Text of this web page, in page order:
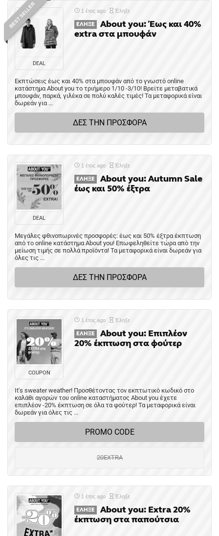
BEST SELLER
DEAL
1 έτος ago Έληξε
ΈΛΗΞΕ
About you: Έως και 40%
extra στα μπουφάν
Εκπτώσεις έως και 40% στα μπουφάν από το γνωστό online
κατάστημα About you το τριήμερο 1/10 -3/10! Βρείτε μεταβατικά
μπουφάν, παρκά, γιλέκα σε πολύ καλές τιμές! Τα μεταφορικά είναι
δωρεάν για ...
ΔΕΣ ΤΗΝ ΠΡΟΣΦΟΡΑ
DEAL
1 έτος ago Έληξε
ΈΛΗΞΕ
About you: Autumn Sale
έως και 50% έξτρα
Μεγάλες φθινοπωρινές προσφορές: έως και 50% έξτρα έκπτωση
από το online κατάστημα About you! Επωφεληθείτε τώρα από την
μείωση τιμής σε πολλά προϊόντα! Τα μεταφορικά είναι δωρεάν για
όλες τις ...
ΔΕΣ ΤΗΝ ΠΡΟΣΦΟΡΑ
COUPON
1 έτος ago Έληξε
ΈΛΗΞΕ
About you: Επιπλέον
20% έκπτωση στα φούτερ
It's sweater weather! Προσθέτοντας τον εκπτωτικό κωδικό στο
καλάθι αγορών του online καταστήματος About you έχετε
επιπλέον -20% έκπτωση σε όλα τα φούτερ! Τα μεταφορικά είναι
δωρεάν για όλες τις ...
PROMO CODE
20EXTRA
1 έτος ago Έληξε
ΈΛΗΞΕ
About you: Extra 20%
έκπτωση στα παπούτσια